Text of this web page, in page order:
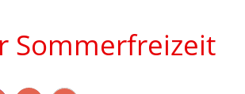
Sommerfreizeit